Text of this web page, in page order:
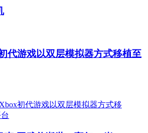
代游戏以双层模拟器方式移植至